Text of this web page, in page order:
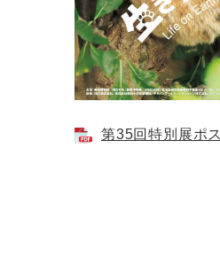
第35回特別展ポ